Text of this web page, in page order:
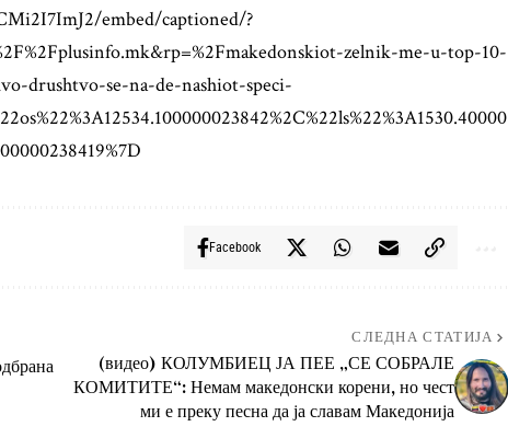
embed/captioned/?
zelnik-me-u-top-10-
drushtvo-se-na-de-nashiot-speci-
Facebook
СЛЕДНА СТАТИЈА
(видео) КОЛУМБИЕЦ ЈА ПЕЕ „СЕ СОБРАЛЕ
КОМИТИТЕ“: Немам македонски корени, но чест
ми е преку песна да ја славам Македонија